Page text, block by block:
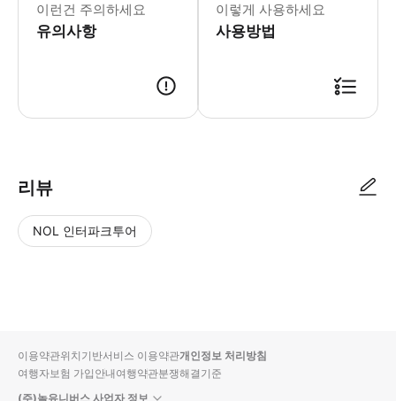
이런건 주의하세요
유의사항
이렇게 사용하세요
사용방법
리뷰
NOL 인터파크투어
입니
다.
순
상
이용약관위치기반서비스 이용약관개인정보 처리방침
여행자보험 가입안내여행약관분쟁해결기준
(주)놀유니버스 사업자 정보